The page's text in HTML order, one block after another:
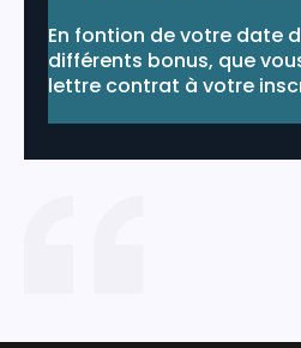
En fontion de votre date
différents bonus, que
lettre contrat à votre